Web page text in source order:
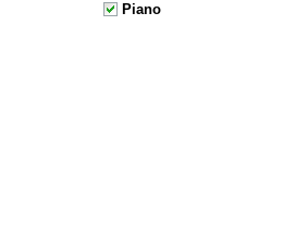
Piano